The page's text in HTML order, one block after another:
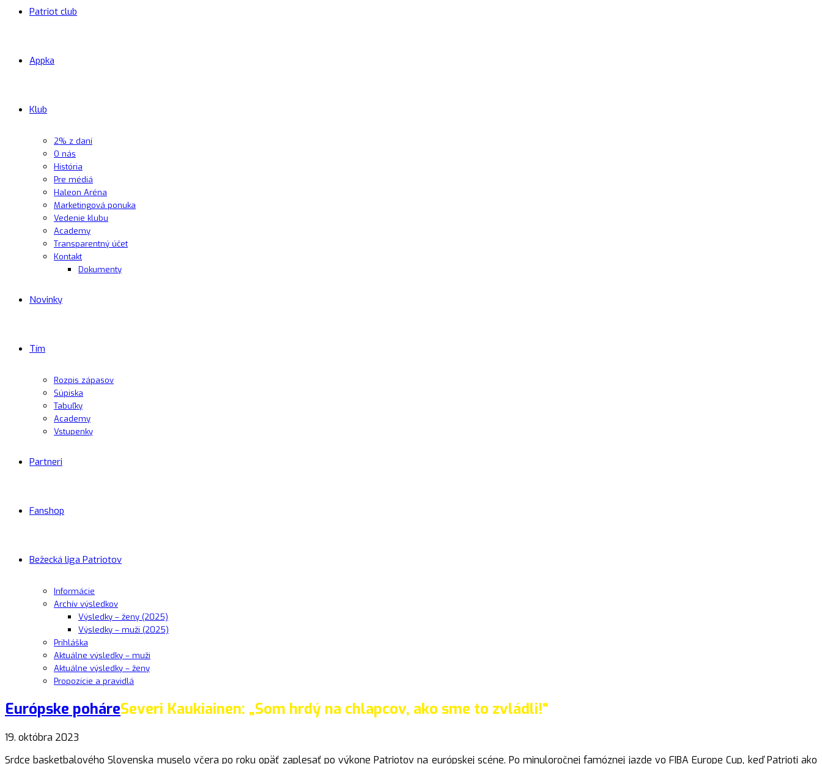
Patriot club
Appka
Klub
2% z daní
O nás
História
Pre médiá
Haleon Aréna
Marketingová ponuka
Vedenie klubu
Academy
Transparentný účet
Kontakt
Dokumenty
Novinky
Tím
Rozpis zápasov
Súpiska
Tabuľky
Academy
Vstupenky
Partneri
Fanshop
Bežecká liga Patriotov
Informácie
Archív výsledkov
Výsledky – ženy (2025)
Výsledky – muži (2025)
Prihláška
Aktuálne výsledky – muži
Aktuálne výsledky – ženy
Propozície a pravidlá
Európske poháreSeveri Kaukiainen: „Som hrdý na chlapcov, ako sme to zvládli!“
19. októbra 2023
Srdce basketbalového Slovenska muselo včera po roku opäť zaplesať po výkone Patriotov na európskej scéne. Po minuloročnej famóznej jazde vo FIBA Europe Cup, keď Patrioti ako